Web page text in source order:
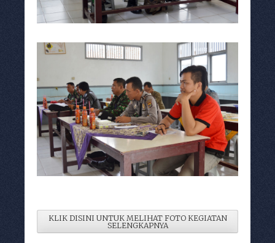
KLIK DISINI UNTUK MELIHAT FOTO KEGIATAN
SELENGKAPNYA